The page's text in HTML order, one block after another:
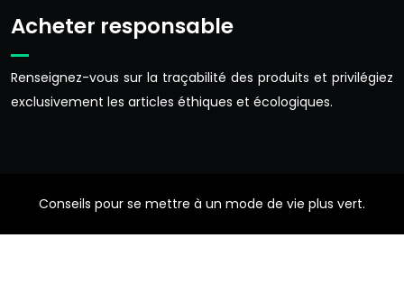
Acheter responsable
Renseignez-vous sur la traçabilité des produits et privilégiez
exclusivement les articles éthiques et écologiques.
Conseils pour se mettre à un mode de vie plus vert.